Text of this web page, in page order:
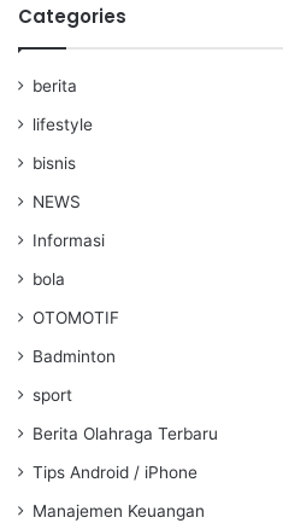
Categories
berita
lifestyle
bisnis
NEWS
Informasi
bola
OTOMOTIF
Badminton
sport
Berita Olahraga Terbaru
Tips Android / iPhone
Manajemen Keuangan